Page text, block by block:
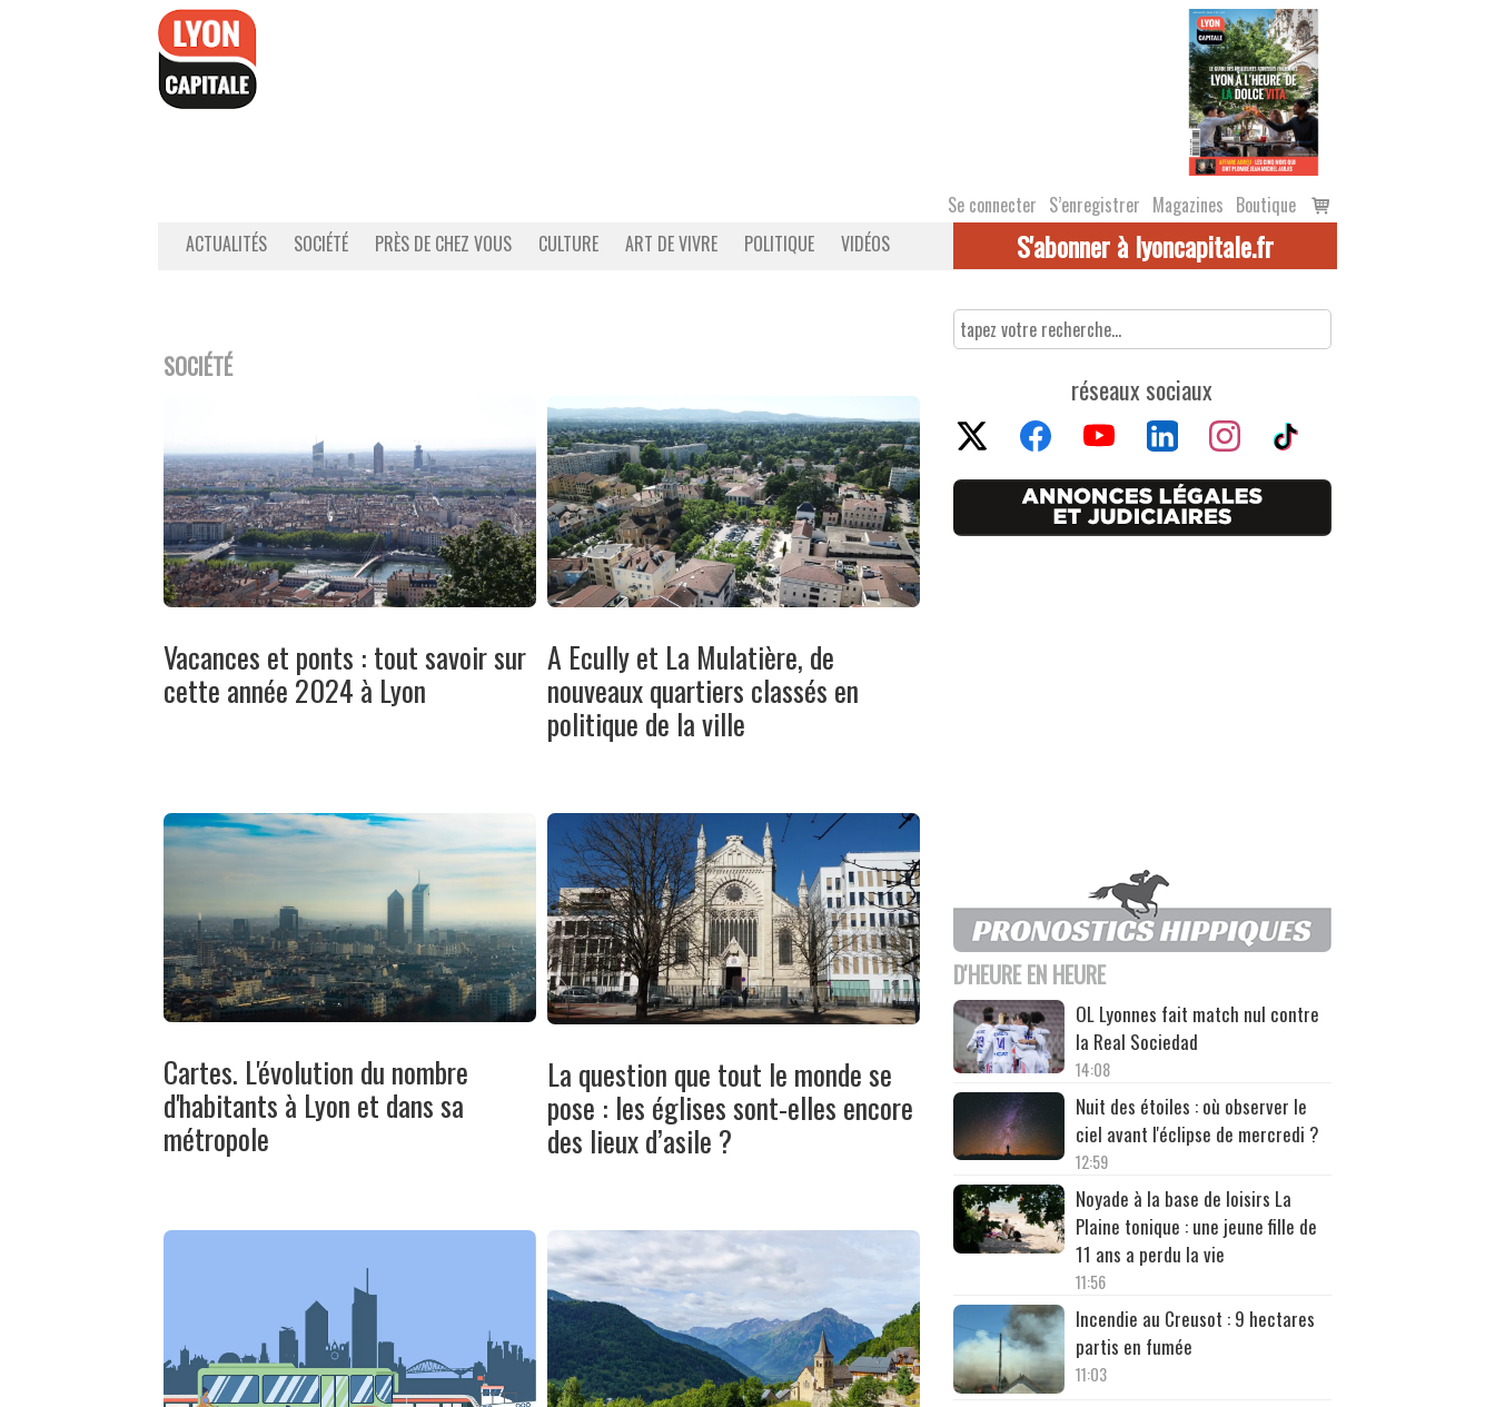
Se connecter S’enregistrer Magazines Boutique
Voir
le
ACTUALITÉS SOCIÉTÉ PRÈS DE CHEZ VOUS CULTURE ART DE VIVRE POLITIQUE VIDÉOS S'abonner à lyoncapitale.fr
SOCIÉTÉ
Vacances et ponts : tout savoir sur
cette année 2024 à Lyon
A Ecully et La Mulatière, de
nouveaux quartiers classés en
politique de la ville
Cartes. L'évolution du nombre
d'habitants à Lyon et dans sa
métropole
La question que tout le monde se
pose : les églises sont-elles encore
des lieux d’asile ?
réseaux sociaux
D'HEURE EN HEURE
OL Lyonnes fait match nul contre
la Real Sociedad
14:08
Nuit des étoiles : où observer le
ciel avant l'éclipse de mercredi ?
12:59
Noyade à la base de loisirs La
Plaine tonique : une jeune fille de
11 ans a perdu la vie
11:56
Incendie au Creusot : 9 hectares
partis en fumée
11:03